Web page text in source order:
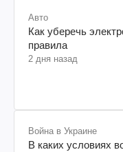
Авто
Как уберечь
правила
2 дня назад
Война в Украине
В каких условиях